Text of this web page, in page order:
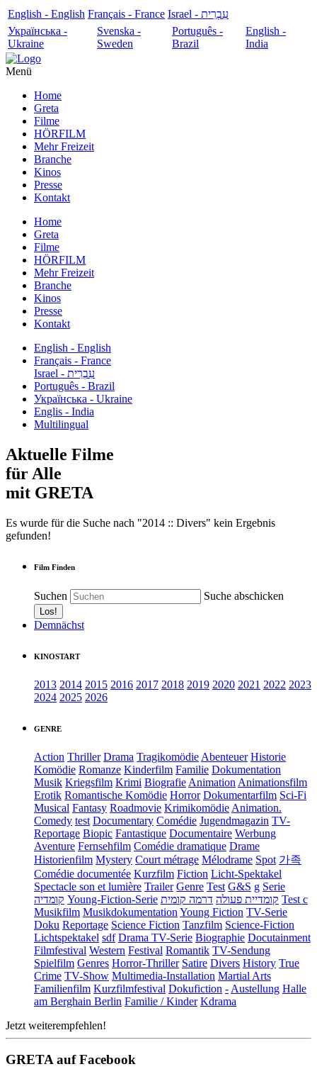
English - English Français - France
עִבְרִית - Israel
Українська -
Ukraine
Svenska -
Sweden
Português -
Brazil
English -
India
Menü
Home
Greta
Filme
HÖRFILM
Mehr Freizeit
Branche
Kinos
Presse
Kontakt
Home
Greta
Filme
HÖRFILM
Mehr Freizeit
Branche
Kinos
Presse
Kontakt
English - English
Français - France
עִבְרִית - Israel
Português - Brazil
Українська - Ukraine
Englis - India
Multilingual
Aktuelle Filme
für Alle
mit GRETA
Es wurde für die Suche nach "2014 :: Divers" kein Ergebnis
gefunden!
Film Finden
Suchen Suche abschicken
Demnächst
KINOSTART
2013 2014 2015 2016 2017 2018 2019 2020 2021 2022 2023
2024 2025 2026
GENRE
Action Thriller Drama Tragikomödie Abenteuer Historie
Komödie Romanze Kinderfilm Familie Dokumentation
Musik Kriegsfilm Krimi Biografie Animation Animationsfilm
Erotik Romantische Komödie Horror Dokumentarfilm Sci-Fi
Musical Fantasy Roadmovie Krimikomödie Animation.
Comedy test Documentary Comédie Jugendmagazin TV-
Reportage Biopic Fantastique Documentaire Werbung
Aventure Fernsehfilm Comédie dramatique Drame
Historienfilm Mystery Court métrage Mélodrame Spot 가족
Comédie documentée Kurzfilm Fiction Licht-Spektakel
Spectacle son et lumière Trailer Genre Test G&S g Serie
קומדיה Young-Fiction-Serie קומדיית פעולה דרמה קומית
Test c
Musikfilm Musikdokumentation Young Fiction TV-Serie
Doku Reportage Science Fiction Tanzfilm Science-Fiction
Lichtspektakel sdf Drama TV-Serie Biographie Docutainment
Filmfestival Western Festival Romantik TV-Sendung
Spielfilm Genres Horror-Thriller Satire Divers History True
Crime TV-Show Multimedia-Installation Martial Arts
Familienfilm Kurzfilmfestival Dokufiction - Austellung Halle
am Berghain Berlin Familie / Kinder Kdrama
Jetzt weiterempfehlen!
GRETA auf Facebook